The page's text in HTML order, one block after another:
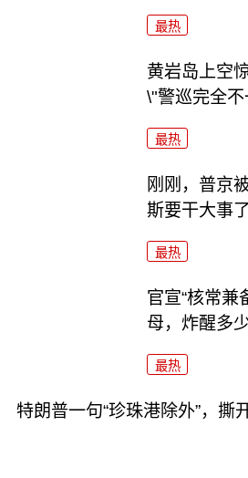
最热
黄岩岛上空
\"警巡完全不
最热
刚刚，普京
斯要干大事了
最热
官宣“核常兼
母，炸醒多
最热
特朗普一句“珍珠港除外”，撕